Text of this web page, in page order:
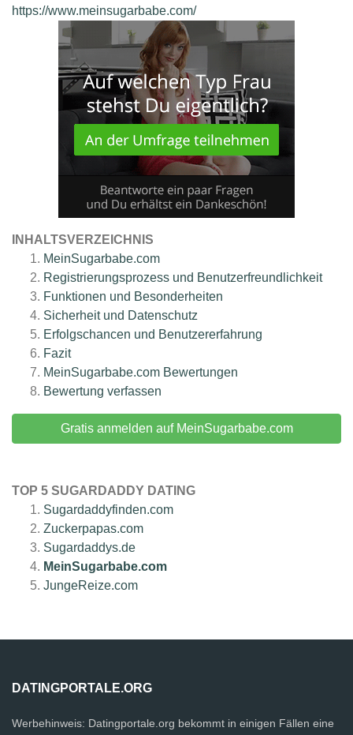
https://www.meinsugarbabe.com/
INHALTSVERZEICHNIS
MeinSugarbabe.com
Registrierungsprozess und Benutzerfreundlichkeit
Funktionen und Besonderheiten
Sicherheit und Datenschutz
Erfolgschancen und Benutzererfahrung
Fazit
MeinSugarbabe.com Bewertungen
Bewertung verfassen
Gratis anmelden auf MeinSugarbabe.com
TOP 5 SUGARDADDY DATING
Sugardaddyfinden.com
Zuckerpapas.com
Sugardaddys.de
MeinSugarbabe.com
JungeReize.com
DATINGPORTALE.ORG
Werbehinweis: Datingportale.org bekommt in einigen Fällen eine